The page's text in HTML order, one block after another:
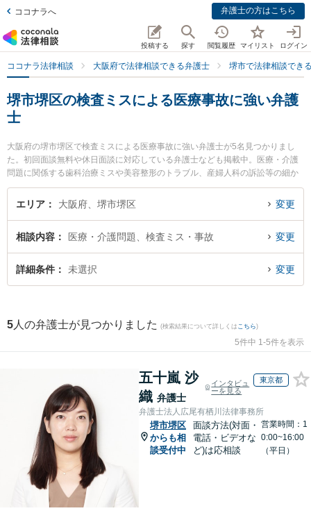
ココナラへ 弁護士の方はこちら
投稿する 探す 閲覧履歴 マイリスト ログイン
ココナラ法律相談 大阪府で法律相談できる弁護士 堺市で法律相談でき
堺市堺区の検査ミスによる医療事故に強い弁護
士
大阪府の堺市堺区で検査ミスによる医療事故に強い弁護士が5名見つかりまし
た。初回面談無料や休日面談に対応している弁護士なども掲載中。医療・介護
問題に関係する歯科治療ミスや美容整形のトラブル、産婦人科の訴訟等の細か
な分野での絞り込み検索もでき便利です。特に堺中央法律事務所の野田 雅史弁
護士や田渕総合法律事務所の田渕 大介弁護士、堺駅前法律事務所の橋 正幸弁護
士に相談したい』『検査ミスによる医療事故のトラブル解決の実績豊富な近く
の弁護士を検索したい』『初回相談無料で検査ミスによる医療事故を法律相談
できる堺市堺区内の弁護士に相談予約したい』などでお困りの相談者さんにお
エリア 大阪府、堺市堺区 変更
相談内容 医療・介護問題、検査ミス・事故 変更
詳細条件 未選択 変更
5 人の弁護士が見つかりました (検索結果について詳しくは こちら)
5件中 1-5件を表示
五十嵐 沙
織 弁護士
インタビュ
ーを見る
東京都
弁護士法人広尾有栖川法律事務所
堺市堺区
からも相
談受付中
面談方法(対面・
電話・ビデオな
ど)は応相談
営業時間：1
0:00~16:00
（平日）